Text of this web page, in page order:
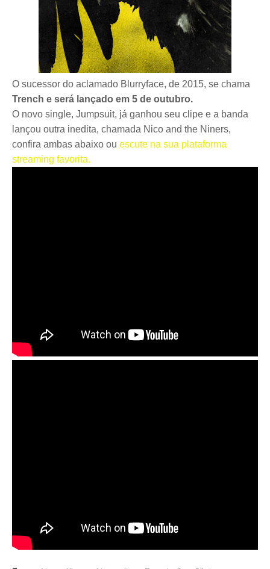
O sucessor do aclamado Blurryface, de 2015, se chama
Trench e será lançado em 5 de outubro.
O novo single, Jumpsuit, já ganhou seu clipe e a banda
lançou outra inedita, chamada Nico and the Niners,
confira ambas abaixo ou escute na sua plataforma
streaming favorita.